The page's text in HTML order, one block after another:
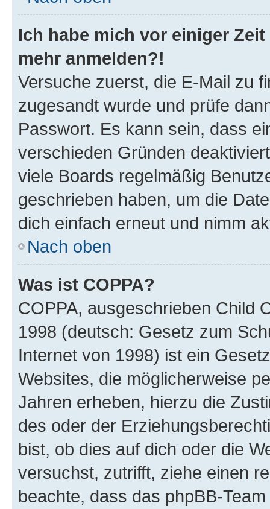
Ich habe mich vor einiger
mehr anmelden?!
Versuche zuerst, die E-Mail zu
zugesandt wurde und prüfe
Passwort. Es kann sein, dass
verschieden Gründen
viele Boards regelmäßig
geschrieben haben, um die
dich einfach erneut und nimm
Nach oben
Was ist COPPA?
COPPA, ausgeschrieben Child
1998 (deutsch: Gesetz zum
Internet von 1998) ist ein
Websites, die möglicherweise
Jahren erheben, hierzu die
des oder der
bist, ob dies auf dich oder die
versuchst, zutrifft, ziehe einen
beachte, dass das phpBB-